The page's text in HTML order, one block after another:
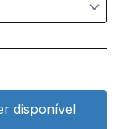
disponível